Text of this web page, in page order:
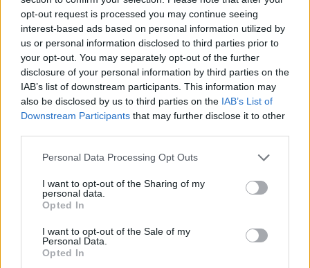
opt-out request is processed you may continue seeing
interest-based ads based on personal information utilized by
us or personal information disclosed to third parties prior to
your opt-out. You may separately opt-out of the further
disclosure of your personal information by third parties on the
IAB’s list of downstream participants. This information may
also be disclosed by us to third parties on the IAB’s List of
Downstream Participants that may further disclose it to other
Personal Data Processing Opt Outs
I want to opt-out of the Sharing of my
personal data.
Opted In
I want to opt-out of the Sale of my
Personal Data.
Opted In
E rëndë/ Skiatorja ndërron
jetë në moshën 19-vjeçare
Rrëfim tronditës nga
Einxhel Shkira: Në
moshën 15-vjeçare jam…
FOTO/ Chiara Ferragni më
e dashuruar se kurrë,
Humbi në pyllin e